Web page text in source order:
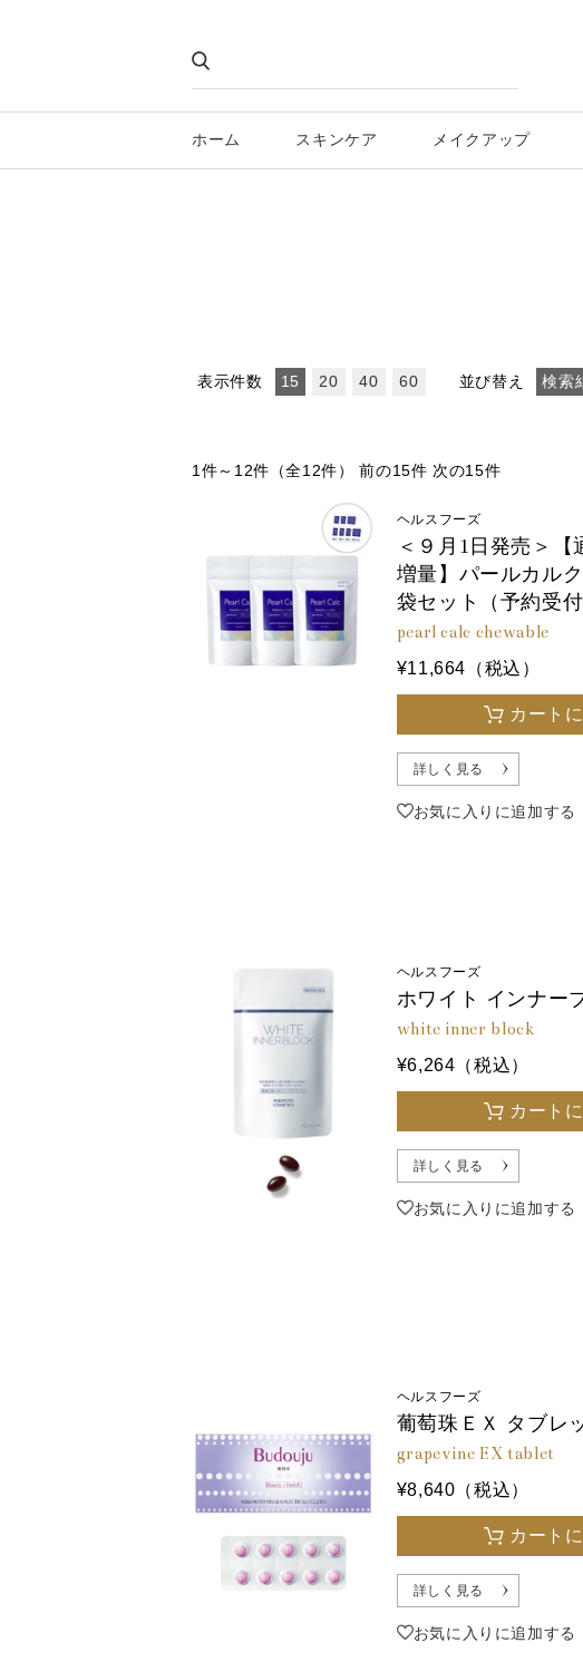
ホーム スキンケア メイクアップ
表示件数 15 20 40 60 並び替え 検索
1件～12件（全12件） 前の15件 次の15
ヘルスフーズ
＜９月1日発売＞【
増量】パールカル
袋セット（予約受付
pearl calc chewable
¥11,664（税込）
カート
詳しく見る
お気に入りに追加する
ヘルスフーズ
ホワイト インナー
white inner block
¥6,264（税込）
カート
詳しく見る
お気に入りに追加する
ヘルスフーズ
葡萄珠ＥＸ タブレ
grapevine EX tablet
¥8,640（税込）
カート
詳しく見る
お気に入りに追加する